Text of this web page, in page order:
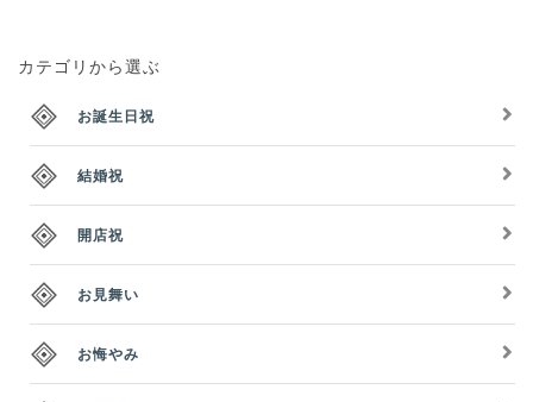
カテゴリから選ぶ
お誕生日祝
結婚祝
開店祝
お見舞い
お悔やみ